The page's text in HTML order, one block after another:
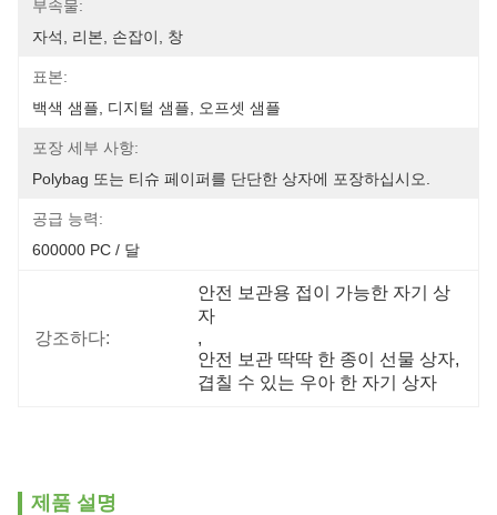
부속물:
자석, 리본, 손잡이, 창
표본:
백색 샘플, 디지털 샘플, 오프셋 샘플
포장 세부 사항:
Polybag 또는 티슈 페이퍼를 단단한 상자에 포장하십시오.
공급 능력:
600000 PC / 달
강조하다:
안전 보관용 접이 가능한 자기 상
자
,
안전 보관 딱딱 한 종이 선물 상자
겹칠 수 있는 우아 한 자기 상자
제품 설명